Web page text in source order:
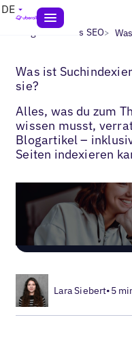
DE
Blogs> Lokales SEO>
Was ist
sie?
Alles, was du zum
wissen musst,
Blogartikel –
Seiten indexieren
Lara Siebert•5